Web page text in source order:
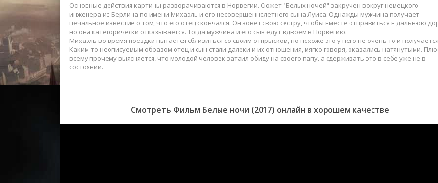
Основные действия картины разворачиваются в Норвегии. Сюжет "Белых ночей" закручен вокруг немецкого
инженера из Берлина по имени Михаэль и его несовершеннолетнего сына Луиса. Однажды мужчина получает
печальное известие о том, что его отец скончался. Он зовет свою сестру, чтобы вместе отправиться в дальнюю
но она категорически отказывается. Тогда мужчина и его сын едут вдвоем в Норвегию.
Михаэль во время поездки пытается сблизиться со своим отпрыском, но похоже это у него не очень то и
Каким-то неописуемым образом отец и сын стали далеки и их отношения, мягко говоря, оказались натянутыми.
всему прочему выясняется, что молодой человек затаил обиду на своего папу, а сдерживать это в себе уже не в
состоянии.
Смотреть Фильм Белые ночи (2017) онлайн в хорошем качестве